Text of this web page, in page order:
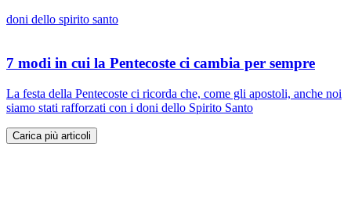
doni dello spirito santo
7 modi in cui la Pentecoste ci cambia per sempre
La festa della Pentecoste ci ricorda che, come gli apostoli, anche noi
siamo stati rafforzati con i doni dello Spirito Santo
Carica più articoli